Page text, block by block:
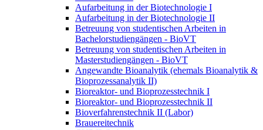
Aufarbeitung in der Biotechnologie I
Aufarbeitung in der Biotechnologie II
Betreuung von studentischen Arbeiten in
Bachelorstudiengängen - BioVT
Betreuung von studentischen Arbeiten in
Masterstudiengängen - BioVT
Angewandte Bioanalytik (ehemals Bioanalytik &
Bioprozessanalytik II)
Bioreaktor- und Bioprozesstechnik I
Bioreaktor- und Bioprozesstechnik II
Bioverfahrenstechnik II (Labor)
Brauereitechnik